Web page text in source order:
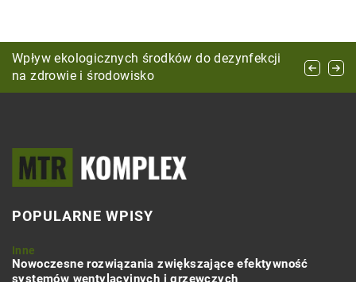
Naturalne materiały w kuchni: Jak wprowadzić
harmonię i ciepło do wnętrza
Wpływ ekologicznych środków do dezynfekcji
na zdrowie i środowisko
Jak wybrać idealne materiały do aranżacji
przydomowego tarasu
POPULARNE WPISY
Inne
Nowoczesne rozwiązania zwiększające efektywność
systemów wentylacyjnych i grzewczych